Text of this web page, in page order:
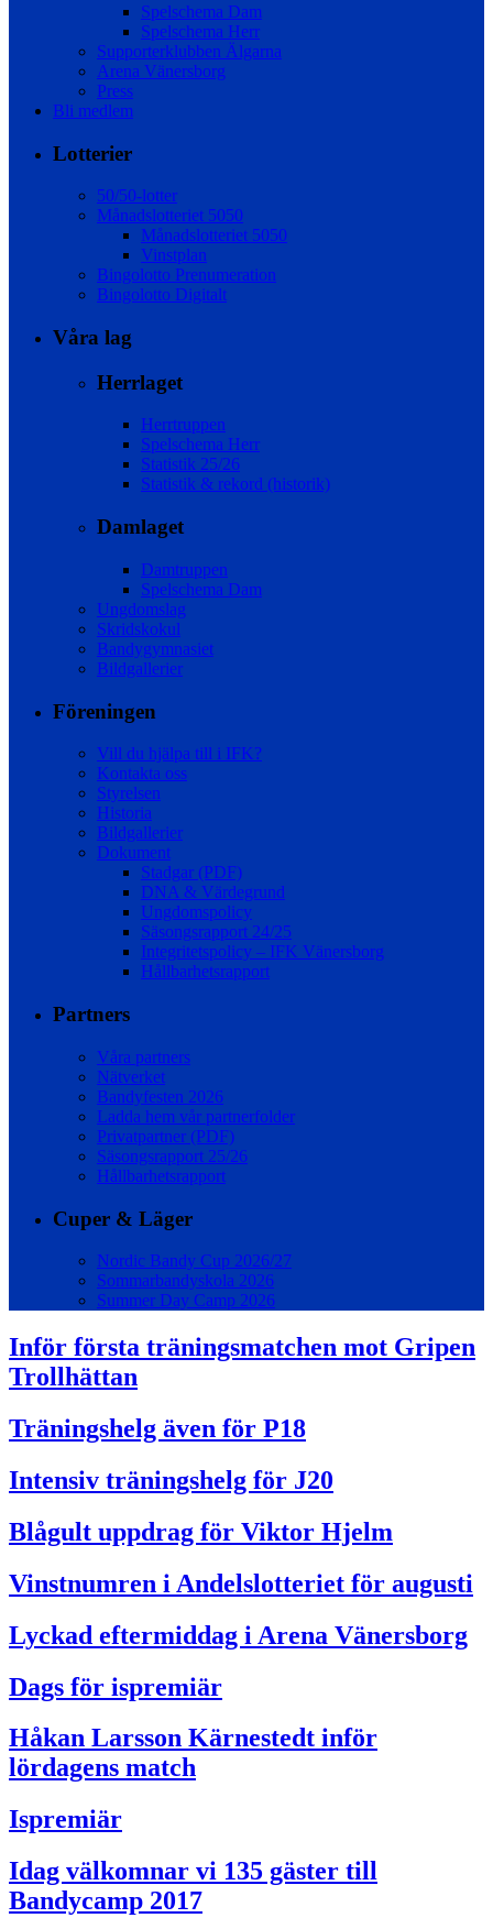
Spelschema Dam
Spelschema Herr
Supporterklubben Älgarna
Arena Vänersborg
Press
Bli medlem
Lotterier
50/50-lotter
Månadslotteriet 5050
Månadslotteriet 5050
Vinstplan
Bingolotto Prenumeration
Bingolotto Digitalt
Våra lag
Herrlaget
Herrtruppen
Spelschema Herr
Statistik 25/26
Statistik & rekord (historik)
Damlaget
Damtruppen
Spelschema Dam
Ungdomslag
Skridskokul
Bandygymnasiet
Bildgallerier
Föreningen
Vill du hjälpa till i IFK?
Kontakta oss
Styrelsen
Historia
Bildgallerier
Dokument
Stadgar (PDF)
DNA & Värdegrund
Ungdomspolicy
Säsongsrapport 24/25
Integritetspolicy – IFK Vänersborg
Hållbarhetsrapport
Partners
Våra partners
Nätverket
Bandyfesten 2026
Ladda hem vår partnerfolder
Privatpartner (PDF)
Säsongsrapport 25/26
Hållbarhetsrapport
Cuper & Läger
Nordic Bandy Cup 2026/27
Sommarbandyskola 2026
Summer Day Camp 2026
Inför första träningsmatchen mot Gripen
Trollhättan
Träningshelg även för P18
Intensiv träningshelg för J20
Blågult uppdrag för Viktor Hjelm
Vinstnumren i Andelslotteriet för augusti
Lyckad eftermiddag i Arena Vänersborg
Dags för ispremiär
Håkan Larsson Kärnestedt inför
lördagens match
Ispremiär
Idag välkomnar vi 135 gäster till
Bandycamp 2017